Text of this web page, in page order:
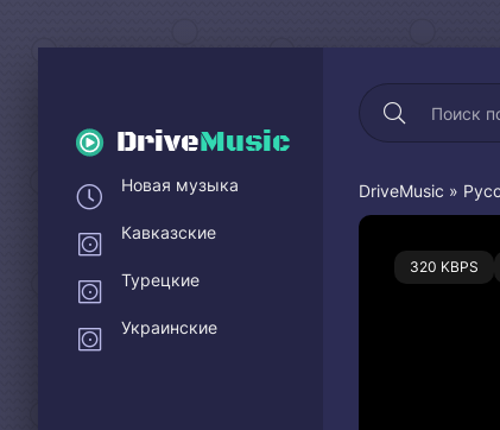
DriveMusic
DriveMusic »
320 KBPS
0
Новая музыка
Кавказские
Турецкие
Украинские